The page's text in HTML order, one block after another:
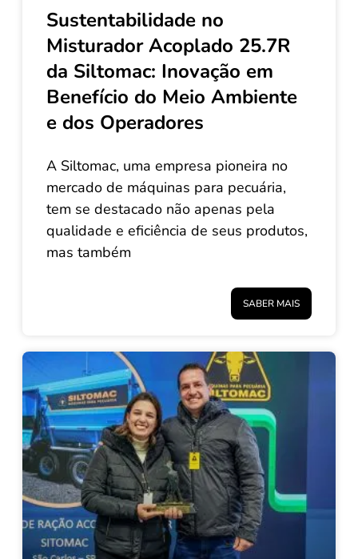
Sustentabilidade no
Misturador Acoplado 25.7R
da Siltomac: Inovação em
Benefício do Meio Ambiente
e dos Operadores
A Siltomac, uma empresa pioneira no
mercado de máquinas para pecuária,
tem se destacado não apenas pela
qualidade e eficiência de seus produtos,
mas também
SABER MAIS